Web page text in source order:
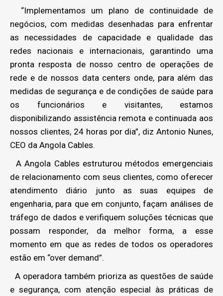
“Implementamos um plano de continuidade de
negócios, com medidas desenhadas para enfrentar
as necessidades de capacidade e qualidade das
redes nacionais e internacionais, garantindo uma
pronta resposta de nosso centro de operações de
rede e de nossos data centers onde, para além das
medidas de segurança e de condições de saúde para
os funcionários e visitantes, estamos
disponibilizando assistência remota e continuada aos
nossos clientes, 24 horas por dia”, diz Antonio Nunes,
CEO da Angola Cables.
A Angola Cables estruturou métodos emergenciais
de relacionamento com seus clientes, como oferecer
atendimento diário junto as suas equipes de
engenharia, para que em conjunto, façam análises de
tráfego de dados e verifiquem soluções técnicas que
possam responder, da melhor forma, a esse
momento em que as redes de todos os operadores
estão em “over demand”.
A operadora também prioriza as questões de saúde
e segurança, com atenção especial às práticas de